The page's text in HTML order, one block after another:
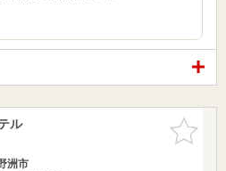
お気に入
りに追加
ル
洲市